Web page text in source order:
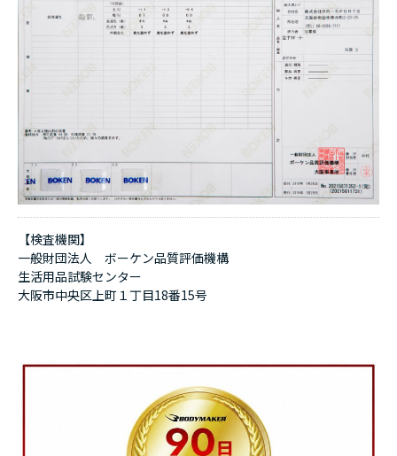
【検査機関】
一般財団法人 ボーケン品質評価機構
生活用品試験センター
大阪市中央区上町１丁目18番15号